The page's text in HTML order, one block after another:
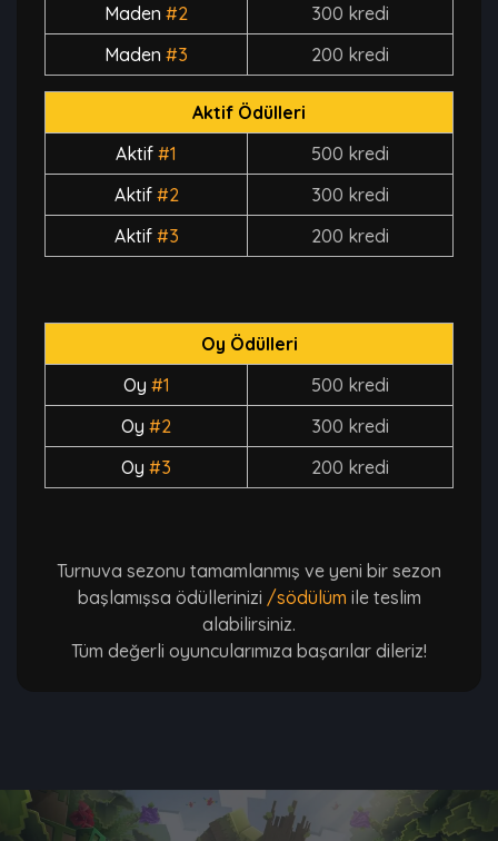
Maden #2
300 kredi
Maden #3 200 kredi
Aktif Ödülleri
Aktif #1
500 kredi
Aktif#2
300 kredi
Aktif#3 200 kredi
Oy Ödülleri
Oy #1
500 kredi
Oy #2
300 kredi
Oy #3 200 kredi
Turnuva sezonu tamamlanmış ve yeni bir sezon
başlamışsa ödüllerinizi /södülüm ile teslim
alabilirsiniz.
Tüm değerli oyuncularımıza başarılar dileriz!